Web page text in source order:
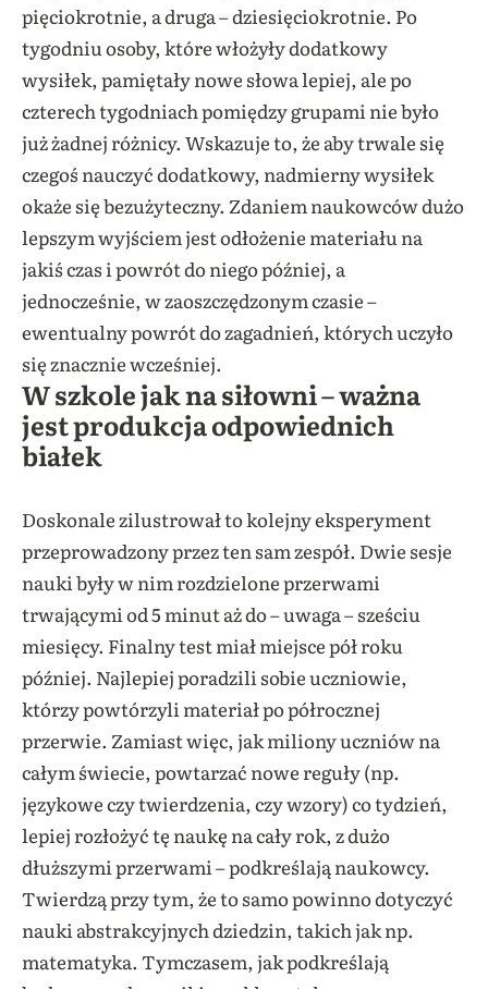
pięciokrotnie, a druga – dziesięciokrotnie. Po
tygodniu osoby, które włożyły dodatkowy
wysiłek, pamiętały nowe słowa lepiej, ale po
czterech tygodniach pomiędzy grupami nie było
już żadnej różnicy. Wskazuje to, że aby trwale się
czegoś nauczyć dodatkowy, nadmierny wysiłek
okaże się bezużyteczny. Zdaniem naukowców dużo
lepszym wyjściem jest odłożenie materiału na
jakiś czas i powrót do niego później, a
jednocześnie, w zaoszczędzonym czasie –
ewentualny powrót do zagadnień, których uczyło
się znacznie wcześniej.
W szkole jak na siłowni – ważna
jest produkcja odpowiednich
białek
Doskonale zilustrował to kolejny eksperyment
przeprowadzony przez ten sam zespół. Dwie sesje
nauki były w nim rozdzielone przerwami
trwającymi od 5 minut aż do – uwaga – sześciu
miesięcy. Finalny test miał miejsce pół roku
później. Najlepiej poradzili sobie uczniowie,
którzy powtórzyli materiał po półrocznej
przerwie. Zamiast więc, jak miliony uczniów na
całym świecie, powtarzać nowe reguły (np.
językowe czy twierdzenia, czy wzory) co tydzień,
lepiej rozłożyć tę naukę na cały rok, z dużo
dłuższymi przerwami – podkreślają naukowcy.
Twierdzą przy tym, że to samo powinno dotyczyć
nauki abstrakcyjnych dziedzin, takich jak np.
matematyka. Tymczasem, jak podkreślają